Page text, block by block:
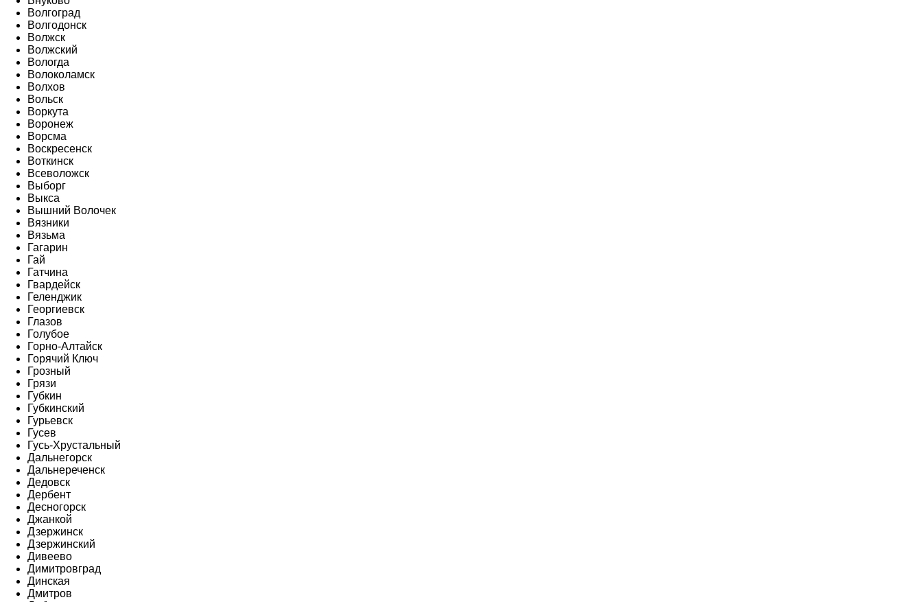
Волгоград
Волгодонск
Волжск
Волжский
Вологда
Волоколамск
Волхов
Вольск
Воркута
Воронеж
Ворсма
Воскресенск
Воткинск
Всеволожск
Выборг
Выкса
Вышний Волочек
Вязники
Вязьма
Гагарин
Гай
Гатчина
Гвардейск
Геленджик
Георгиевск
Глазов
Голубое
Горно-Алтайск
Горячий Ключ
Грозный
Грязи
Губкин
Губкинский
Гурьевск
Гусев
Гусь-Хрустальный
Дальнегорск
Дальнереченск
Дедовск
Дербент
Десногорск
Джанкой
Дзержинск
Дзержинский
Дивеево
Димитровград
Динская
Дмитров